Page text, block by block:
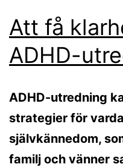
Att få
ADHD-
ADHD-utredning
strategier för
självkännedom,
familj och vänner